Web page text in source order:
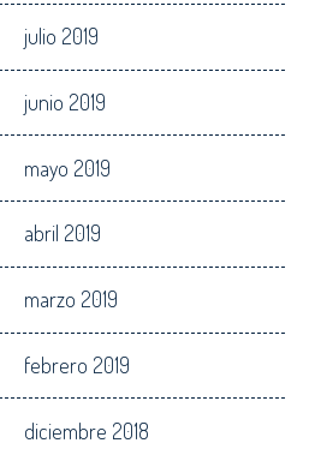
julio 2019
junio 2019
mayo 2019
abril 2019
marzo 2019
febrero 2019
diciembre 2018